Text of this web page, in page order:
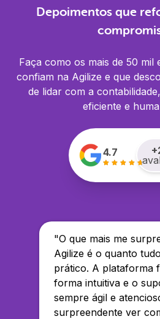
Depoimentos que
Faça como os mais de 50 mil
confiam na Agilize e que
de lidar com a
eficiente e
4.7 +
"O que mais me
Agilize é o quanto
prático. A plataforma
forma intuitiva e o
sempre ágil e
surpreendente ver